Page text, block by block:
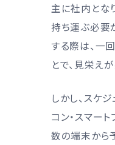
主に社内とな
持ち運ぶ必要
する際は、一
とで、見栄え
しかし、スケ
コン・スマート
数の端末から